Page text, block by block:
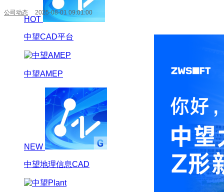
HOT
中望CAD平台
中望AMEP
NEW
中望地理信息CAD
公司动态 2025-08-01 09:01:00